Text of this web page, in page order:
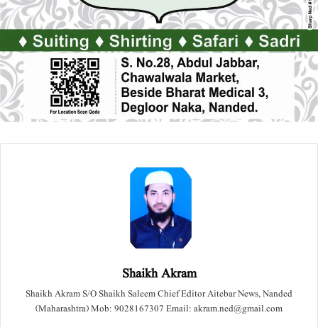
Shaikh Akram
Shaikh Akram S/O Shaikh Saleem Chief Editor Aitebar News, Nanded
(Maharashtra) Mob: 9028167307 Email: akram.ned@gmail.com